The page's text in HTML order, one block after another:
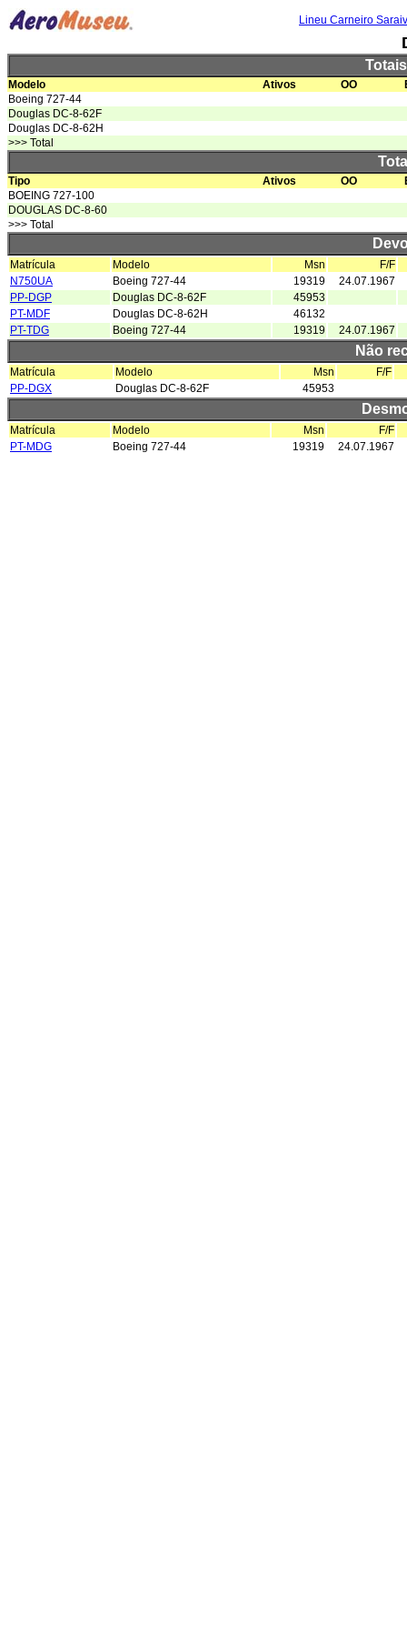
Lineu Carneiro
Modelo Ativos OO
Boeing 727-44
Douglas DC-8-62F
Douglas DC-8-62H
>>> Total
Tipo Ativos OO
BOEING 727-100
DOUGLAS DC-8-60
>>> Total
Matrícula Modelo Msn
F/F
N750UA
Boeing 727-44 19319
24.07.1967
PP-DGP
Douglas DC-8-62F
45953
PT-MDF
Douglas DC-8-62H
46132
PT-TDG
Boeing 727-44 19319 24.07.1967
Não
Matrícula Modelo Msn
F/F
PP-DGX
Douglas DC-8-62F 45953
Matrícula Modelo Msn
F/F
PT-MDG
Boeing 727-44 19319 24.07.1967